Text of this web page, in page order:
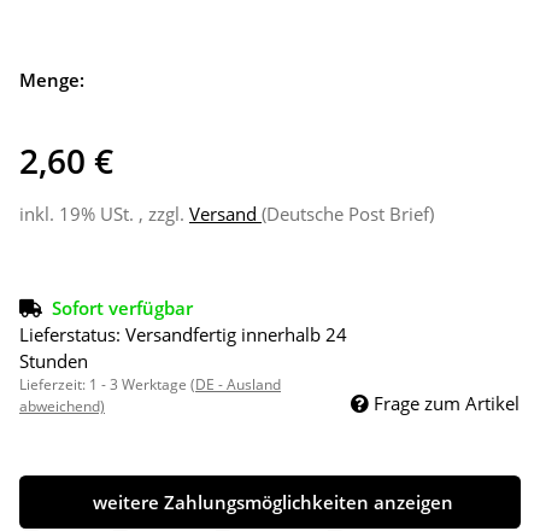
Menge:
2,60 €
inkl. 19% USt. , zzgl. Versand (Deutsche Post Brief)
Sofort verfügbar
Lieferstatus: Versandfertig innerhalb 24
Stunden
Lieferzeit: 1 - 3 Werktage (DE - Ausland
abweichend)
Frage zum Artikel
weitere Zahlungsmöglichkeiten anzeigen